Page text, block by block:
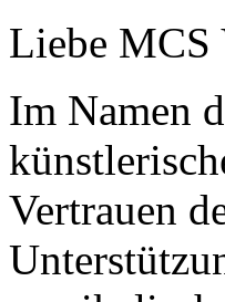
Liebe MCS
Im Namen
Vertrauen